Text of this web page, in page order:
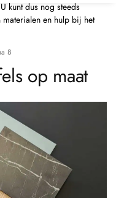
kunt dus nog steeds
en hulp bij het
8
op maat